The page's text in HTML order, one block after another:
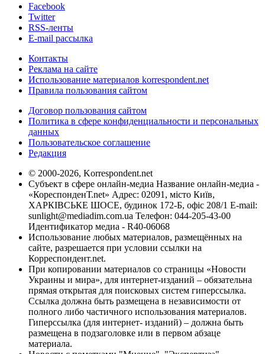
Facebook
Twitter
RSS-ленты
E-mail рассылка
Контакты
Реклама на сайте
Использование материалов korrespondent.net
Правила пользования сайтом
Договор пользования сайтом
Политика в сфере конфиденциальности и персональных
данных
Пользовательское соглашение
Редакция
© 2000-2026, Korrespondent.net
Субъект в сфере онлайн-медиа Название онлайн-медиа -
«КореспонденТ.net» Адрес: 02091, місто Київ,
ХАРКІВСЬКЕ ШОСЕ, будинок 172-Б, офіс 208/1 E-mail:
sunlight@mediadim.com.ua Телефон: 044-205-43-00
Идентификатор медиа - R40-06068
Использование любых материалов, размещённых на
сайте, разрешается при условии ссылки на
Корреспондент.net.
При копировании материалов со страницы «Новости
Украины и мира», для интернет-изданий – обязательна
прямая открытая для поисковых систем гиперссылка.
Ссылка должна быть размещена в независимости от
полного либо частичного использования материалов.
Гиперссылка (для интернет- изданий) – должна быть
размещена в подзаголовке или в первом абзаце
материала.